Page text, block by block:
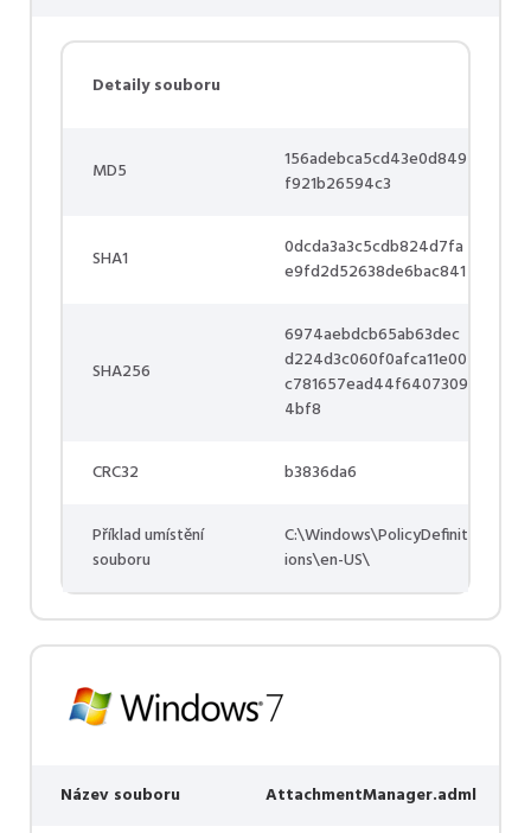
Detaily souboru
MD5
156adebca5cd43e0d849
f921b26594c3
SHA1
0dcda3a3c5cdb824d7fa
e9fd2d52638de6bac841
SHA256
6974aebdcb65ab63dec
d224d3c060f0afca11e00
c781657ead44f6407309
4bf8
CRC32 b3836da6
Příklad umístění
souboru
C:\Windows\PolicyDefinit
ions\en-US\
Název souboru AttachmentManager.adml